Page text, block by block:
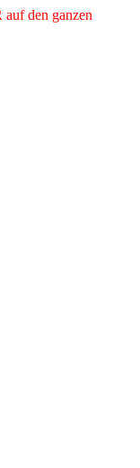
den ganzen